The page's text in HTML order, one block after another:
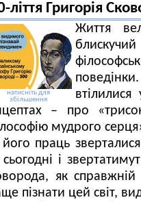
ліття Григорія
натисніть для
збільшення
Життя
– про
мудрого
праць
і
як
пізнати цей світ,